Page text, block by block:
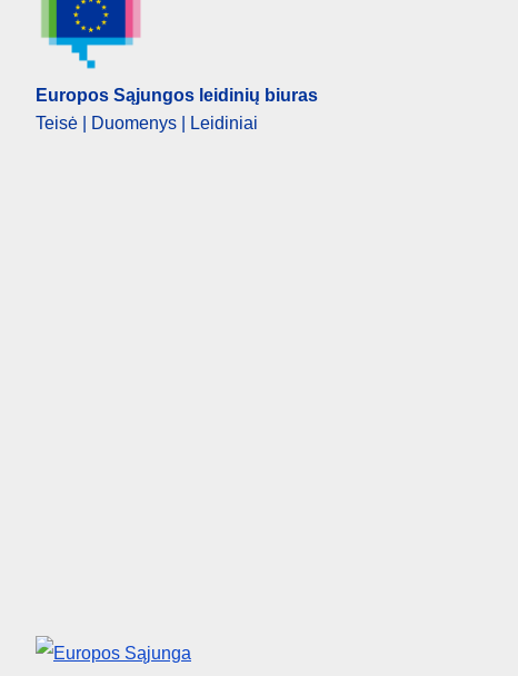
Europos Sąjungos leidinių biuras
Teisė | Duomenys | Leidiniai
Europos Sąjunga